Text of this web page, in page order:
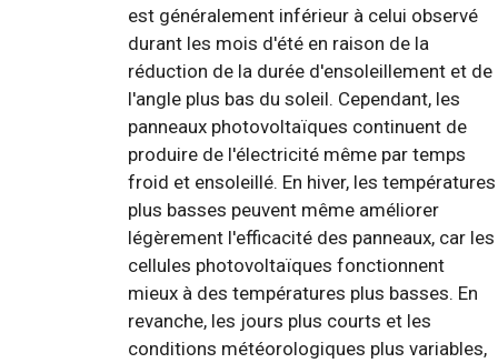
est généralement inférieur à celui observé
durant les mois d'été en raison de la
réduction de la durée d'ensoleillement et de
l'angle plus bas du soleil. Cependant, les
panneaux photovoltaïques continuent de
produire de l'électricité même par temps
froid et ensoleillé. En hiver, les températures
plus basses peuvent même améliorer
légèrement l'efficacité des panneaux, car les
cellules photovoltaïques fonctionnent
mieux à des températures plus basses. En
revanche, les jours plus courts et les
conditions météorologiques plus variables,